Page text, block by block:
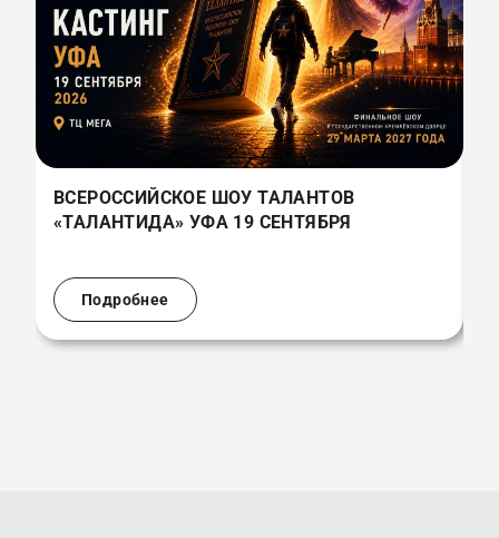
ВСЕРОССИЙСКОЕ ШОУ ТАЛАНТОВ
«ТАЛАНТИДА» УФА 19 СЕНТЯБРЯ
Подробнее